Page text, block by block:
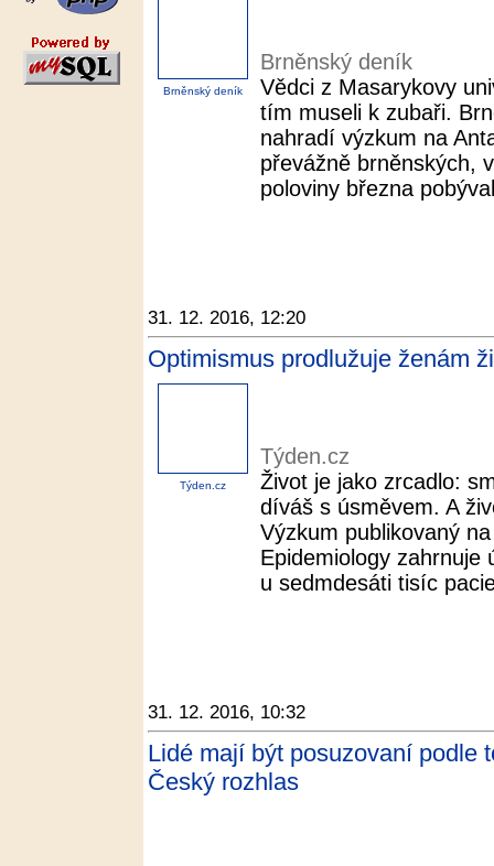
Brněnský deník
Brněnský deník
Vědci z Masarykovy
tím museli k zubaři.
nahradí výzkum na
převážně brněnských,
poloviny března
31. 12. 2016, 12:20
Optimismus prodlužuje ženám
Týden.cz
Týden.cz
Život je jako zrcadlo:
díváš s úsměvem. A
Výzkum publikovaný
Epidemiology zahrnuje
u sedmdesáti tisíc
31. 12. 2016, 10:32
Lidé mají být posuzovaní podle
Český rozhlas